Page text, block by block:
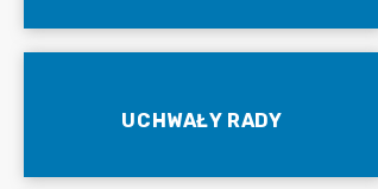
UCHWAŁY RADY